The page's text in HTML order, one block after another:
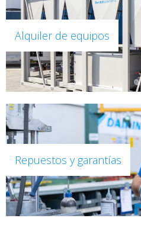
Alquiler de equipos
Repuestos y garantías